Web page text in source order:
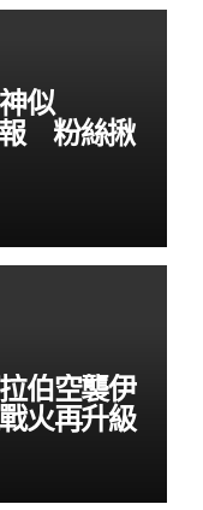
似
粉絲揪
伯空襲伊
火再升級